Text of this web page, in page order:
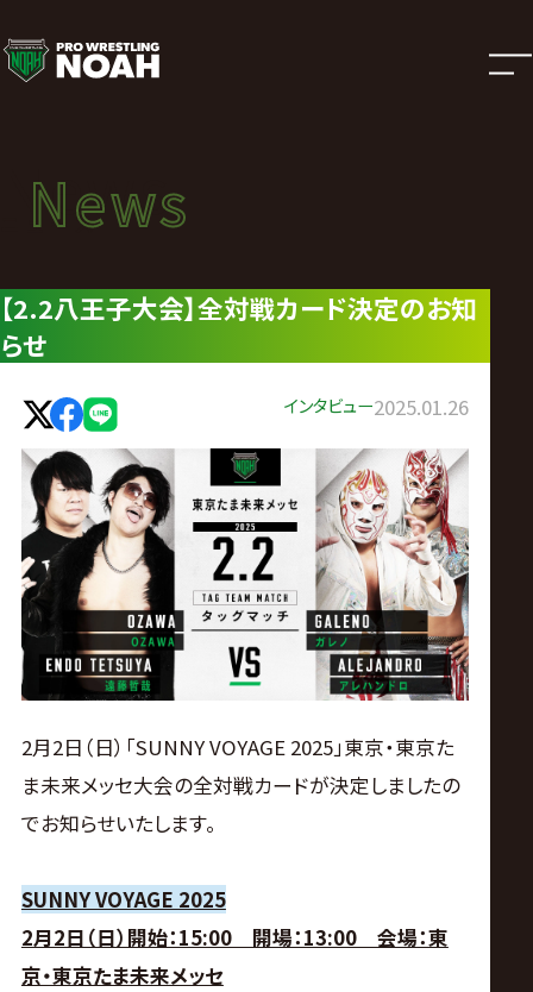
ニ
ュ
ー
ス
|
プ
ロ
レ
ス
リ
ン
グ・
ノ
ア
公
News
ニュース
News
【2.2八王子大会】全対戦カード決定のお知
らせ
インタビュー2025.01.26
2月2日（日）「SUNNY VOYAGE 2025」東京・東京た
ま未来メッセ大会の全対戦カードが決定しましたの
でお知らせいたします。
SUNNY VOYAGE 2025
2月2日（日）開始：15:00 開場：13:00 会場：東
京・東京たま未来メッセ